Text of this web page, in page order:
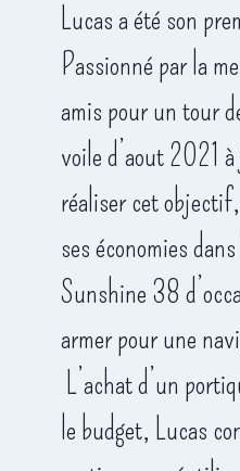
Lucas a été son
Passionné par la
amis pour un tour
voile d’aout 2021
réaliser cet
ses économies
Sunshine 38
armer pour une
L’achat d’un
le budget, Lucas